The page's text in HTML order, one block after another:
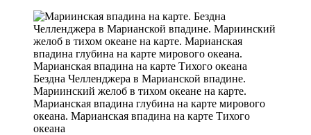
Бездна Челленджера в Марианской впадине.
Мариинский желоб в тихом океане на карте.
Марианская впадина глубина на карте мирового
океана. Марианская впадина на карте Тихого
океана